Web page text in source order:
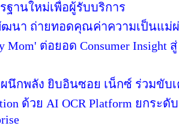
ฐานใหม่เพื่อผู้รับบริการ
นา ถ่ายทอดคุณค่าความเป็นแม่ผ่า
Mom' ต่อยอด Consumer Insight
นึกพลัง ยิบอินซอย เน็กซ์ ร่วมขับเ
ด้วย AI OCR Platform ยกระ